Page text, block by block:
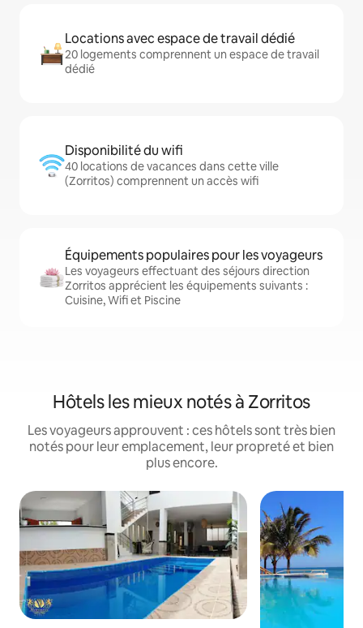
Locations avec espace de travail dédié
20 logements comprennent un espace de travail
dédié
Disponibilité du wifi
40 locations de vacances dans cette ville
(Zorritos) comprennent un accès wifi
Équipements populaires pour les voyageurs
Les voyageurs effectuant des séjours direction
Zorritos apprécient les équipements suivants :
Cuisine, Wifi et Piscine
Hôtels les mieux notés à Zorritos
Les voyageurs approuvent : ces hôtels sont très bien
notés pour leur emplacement, leur propreté et bien
plus encore.